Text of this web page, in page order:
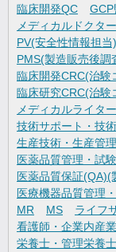
臨床開発QC
メディカルドクタ
PV(安全性情報担当)
PMS(製造販売後調
臨床開発CRC(治験
臨床研究CRC(治験
メディカルライター
技術サポート・技
生産技術・生産管
医薬品質管理・試
医薬品質保証(QA)(
医療機器品質管理
MR
MS ライフ
看護師・企業内産
栄養士・管理栄養士